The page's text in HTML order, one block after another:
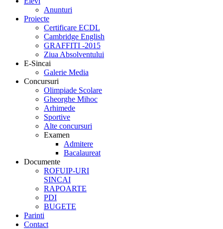
Anunturi
Proiecte
Certificare ECDL
Cambridge English
GRAFFITI -2015
Ziua Absolventului
E-Sincai
Galerie Media
Concursuri
Olimpiade Scolare
Gheorghe Mihoc
Arhimede
Sportive
Alte concursuri
Examen
Admitere
Bacalaureat
Documente
ROFUIP-URI
SINCAI
RAPOARTE
PDI
BUGETE
Parinti
Contact